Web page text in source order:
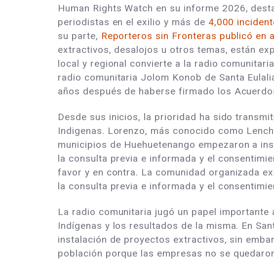
Human Rights Watch en su informe 2026,
periodistas en el exilio y más de 4,000
su parte, Reporteros sin Fronteras publicó en
extractivos, desalojos u otros temas, están
local y regional convierte a la radio
radio comunitaria Jolom Konob de Santa
años después de haberse firmado los
Desde sus inicios, la prioridad ha sido
Indigenas. Lorenzo, más conocido como
municipios de Huehuetenango empezaron a
la consulta previa e informada y el
favor y en contra. La comunidad organizada
la consulta previa e informada y el
La radio comunitaria jugó un papel
Indígenas y los resultados de la misma. En
instalación de proyectos extractivos, sin
población porque las empresas no se